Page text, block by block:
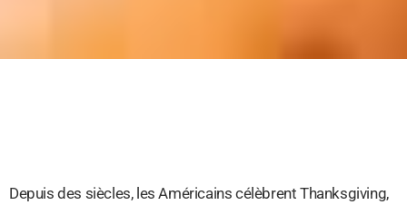
Depuis des siècles, les Américains célèbrent Thanksgiving,